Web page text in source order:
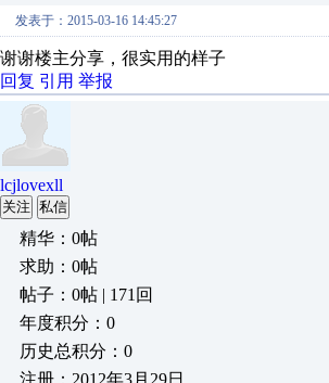
发表于：2015-03-16 14:45:27
谢谢楼主分享，很实用的样子
回复 引用 举报
lcjlovexll
关注 私信
精华：0帖
求助：0帖
帖子：0帖 | 171回
年度积分：0
历史总积分：0
注册：2012年3月29日